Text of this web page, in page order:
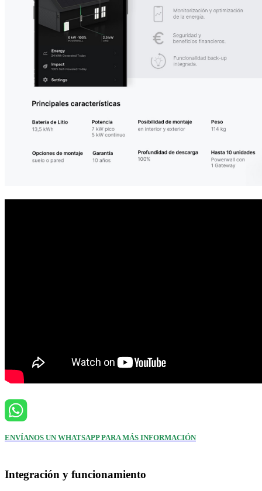
ENVÍANOS UN WHATSAPP PARA MÁS INFORMACIÓN
Integración y funcionamiento